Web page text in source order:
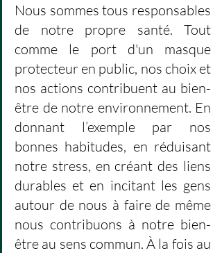
Nous sommes tous responsables
de notre propre santé. Tout
comme le port d'un masque
protecteur en public, nos choix et
nos actions contribuent au bien-
être de notre environnement. En
donnant l’exemple par nos
bonnes habitudes, en réduisant
notre stress, en créant des liens
durables et en incitant les gens
autour de nous à faire de même
nous contribuons à notre bien-
être au sens commun. À la fois au